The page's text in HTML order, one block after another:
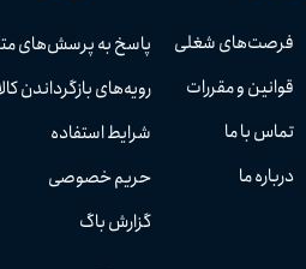
پاسخ به پرسش‌های
رویه‌های بازگرداندن
شرایط استفاده
حریم خصوصی
گزارش باگ
فرصت‌های شغلی
قوانین و مقررات
تماس با ما
درباره ما